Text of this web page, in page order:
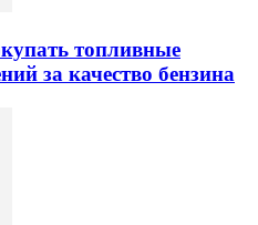
топливные
за качество бензина